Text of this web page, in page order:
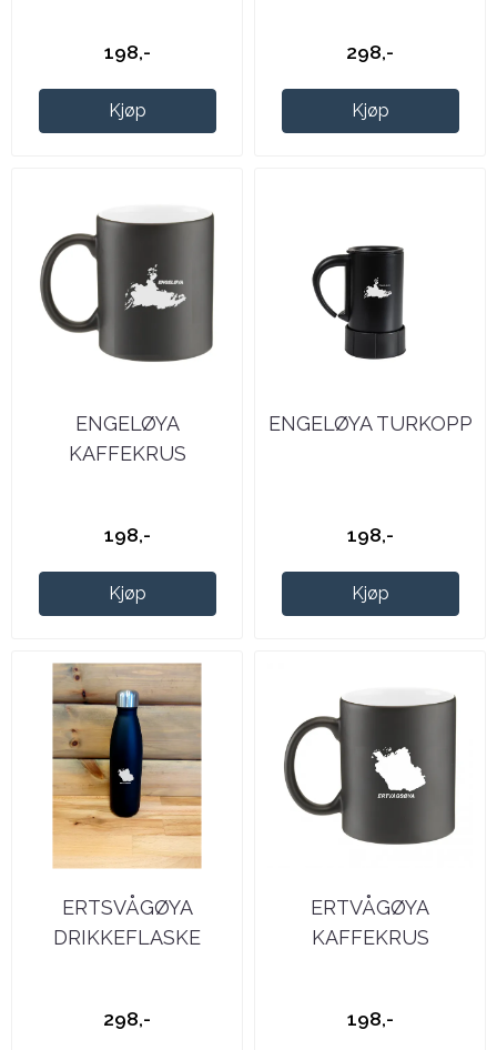
198,-
Kjøp
298,-
Kjøp
ENGELØYA
KAFFEKRUS
198,-
Kjøp
ENGELØYA TURKOPP
198,-
Kjøp
ERTSVÅGØYA
DRIKKEFLASKE
298,-
ERTVÅGØYA
KAFFEKRUS
198,-